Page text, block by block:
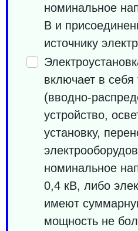
номинальное
В и
источнику
включает в
(вводно-
устройство,
установку,
номинальное
0,4 кВ, либо
имеют
мощность не